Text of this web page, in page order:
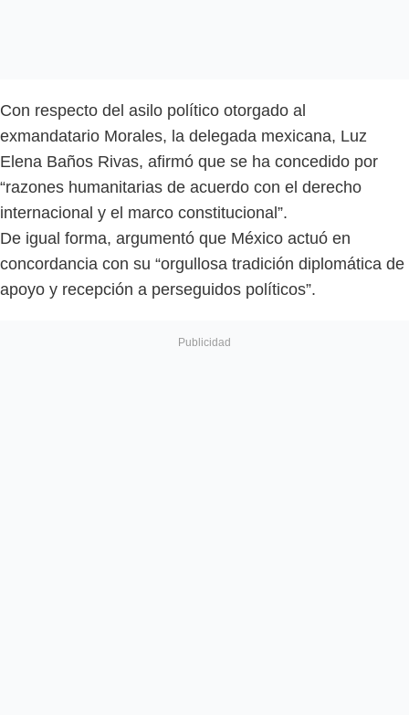
Con respecto del asilo político otorgado al
exmandatario Morales, la delegada mexicana, Luz
Elena Baños Rivas, afirmó que se ha concedido por
“razones humanitarias de acuerdo con el derecho
internacional y el marco constitucional”.
De igual forma, argumentó que México actuó en
concordancia con su “orgullosa tradición diplomática de
apoyo y recepción a perseguidos políticos”.